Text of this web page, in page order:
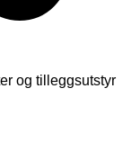
og tilleggsutstyr